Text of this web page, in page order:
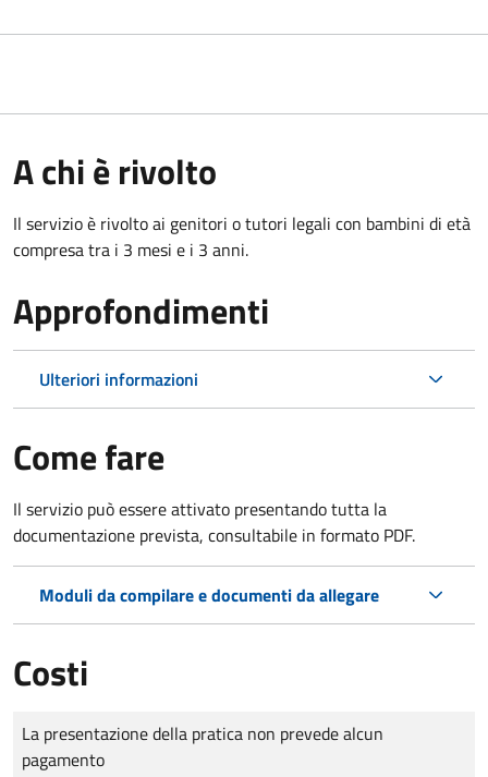
A chi è rivolto
Il servizio è rivolto ai genitori o tutori legali con bambini di età
compresa tra i 3 mesi e i 3 anni.
Approfondimenti
Ulteriori informazioni
Come fare
Il servizio può essere attivato presentando tutta la
documentazione prevista, consultabile in formato PDF.
Moduli da compilare e documenti da allegare
Costi
Tipo di pagamento
Importo
La presentazione della pratica non prevede alcun
pagamento